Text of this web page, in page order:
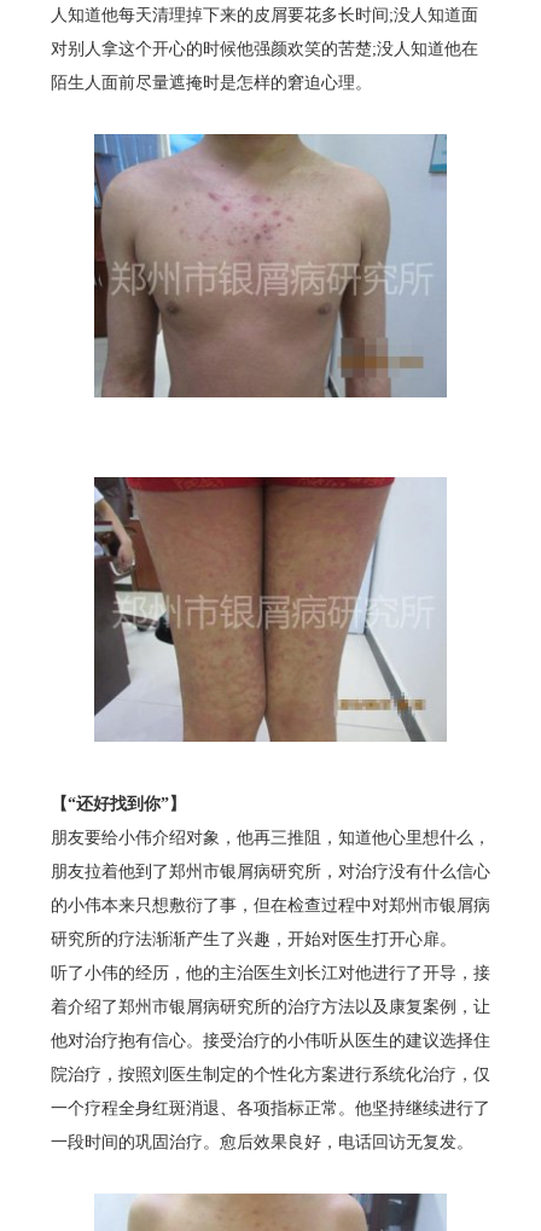
人知道他每天清理掉下来的皮屑要花多长时间;没人知道面
对别人拿这个开心的时候他强颜欢笑的苦楚;没人知道他在
陌生人面前尽量遮掩时是怎样的窘迫心理。
【“还好找到你”】
朋友要给小伟介绍对象，他再三推阻，知道他心里想什么，
朋友拉着他到了郑州市银屑病研究所，对治疗没有什么信心
的小伟本来只想敷衍了事，但在检查过程中对郑州市银屑病
研究所的疗法渐渐产生了兴趣，开始对医生打开心扉。
听了小伟的经历，他的主治医生刘长江对他进行了开导，接
着介绍了郑州市银屑病研究所的治疗方法以及康复案例，让
他对治疗抱有信心。接受治疗的小伟听从医生的建议选择住
院治疗，按照刘医生制定的个性化方案进行系统化治疗，仅
一个疗程全身红斑消退、各项指标正常。他坚持继续进行了
一段时间的巩固治疗。愈后效果良好，电话回访无复发。